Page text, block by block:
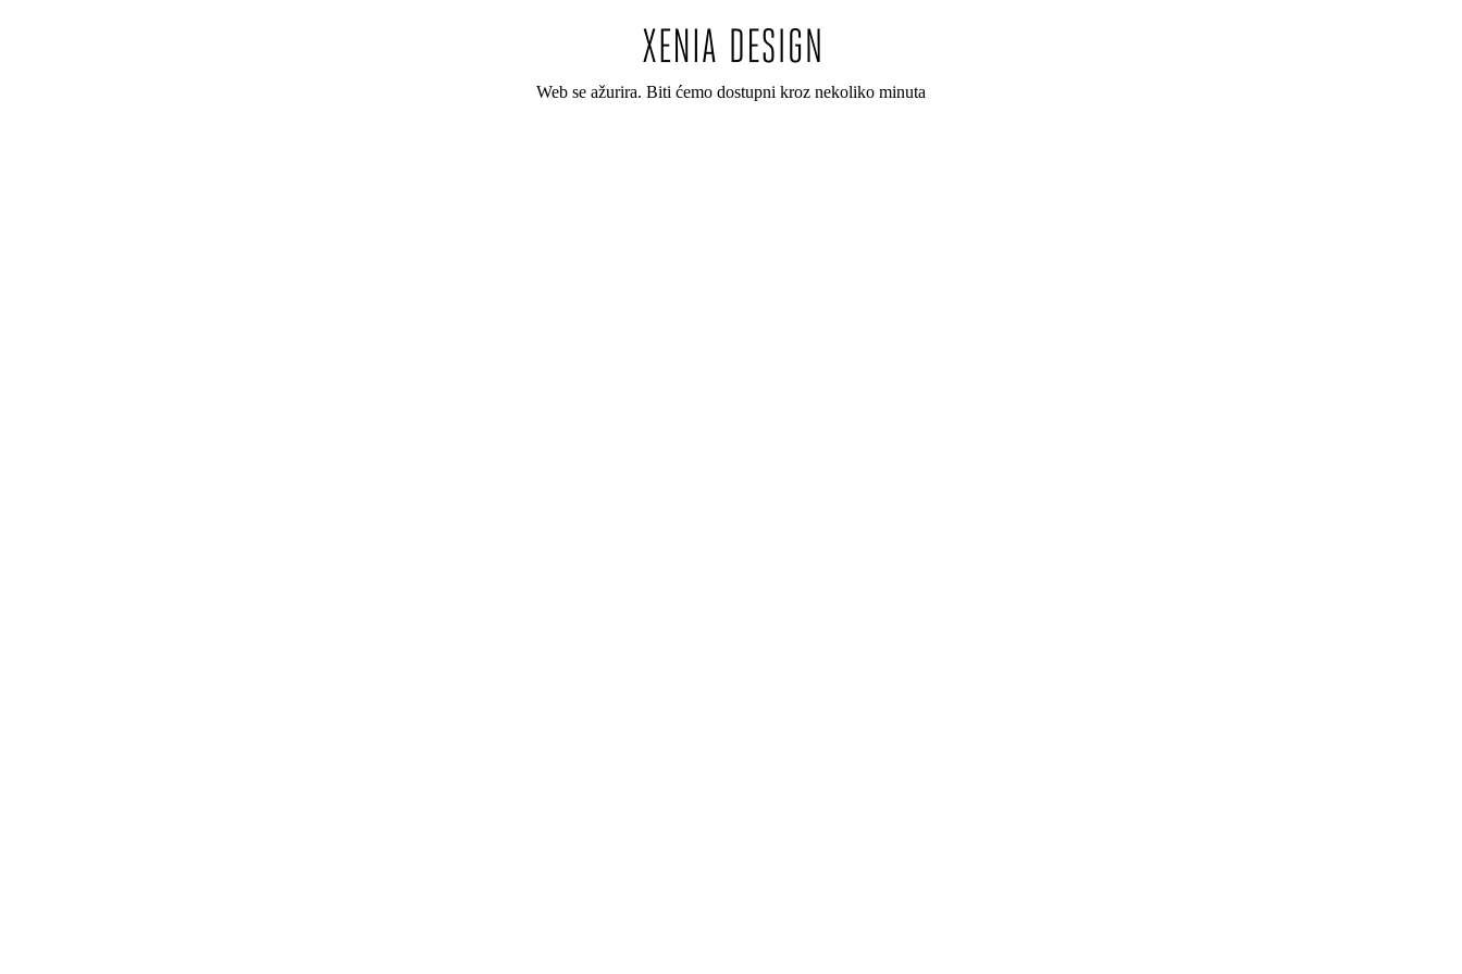
Web se ažurira. Biti ćemo dostupni kroz nekoliko minuta